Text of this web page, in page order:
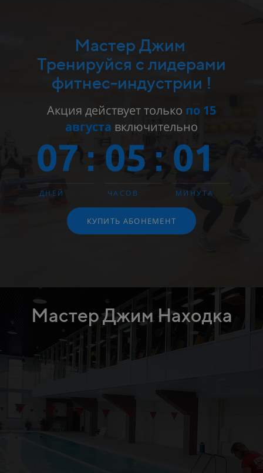
Мастер Джим
Тренируйся с лидерами
фитнес-индустрии !
Акция действует только по 15
августа включительно
07 :
ДНЕЙ
05 :
ЧАСОВ
01
МИНУТА
КУПИТЬ АБОНЕМЕНТ
Мастер Джим Находка